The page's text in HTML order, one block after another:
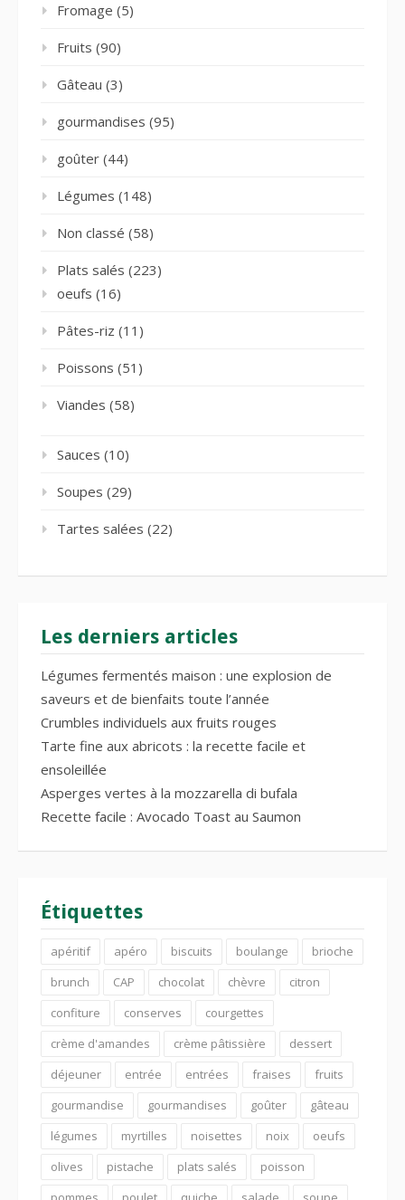
Fromage (5)
Fruits (90)
Gâteau (3)
gourmandises (95)
goûter (44)
Légumes (148)
Non classé (58)
Plats salés (223)
oeufs (16)
Pâtes-riz (11)
Poissons (51)
Viandes (58)
Sauces (10)
Soupes (29)
Tartes salées (22)
Les derniers articles
Légumes fermentés maison : une explosion de
saveurs et de bienfaits toute l’année
Crumbles individuels aux fruits rouges
Tarte fine aux abricots : la recette facile et
ensoleillée
Asperges vertes à la mozzarella di bufala
Recette facile : Avocado Toast au Saumon
Étiquettes
apéritif apéro biscuits boulange
brioche
brunch
CAP chocolat chèvre
citron
confiture
conserves
courgettes
crème d'amandes
crème pâtissière
dessert
déjeuner
entrée entrées fraises
fruits
gourmandise
gourmandises goûter
gâteau
légumes
myrtilles noisettes noix
oeufs
olives
pistache plats salés
poisson